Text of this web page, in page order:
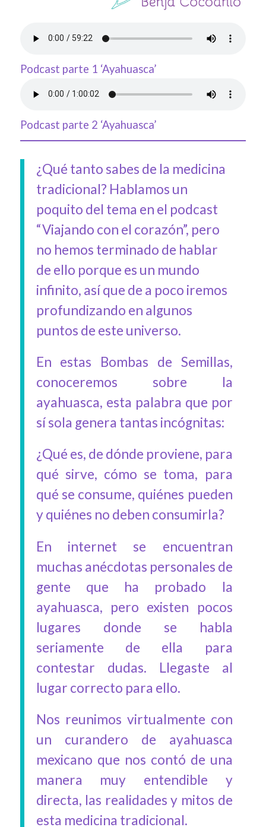
Podcast parte 1 ‘Ayahuasca’
Podcast parte 2 ‘Ayahuasca’
¿Qué tanto sabes de la medicina
tradicional? Hablamos un
poquito del tema en el podcast
“Viajando con el corazón”, pero
no hemos terminado de hablar
de ello porque es un mundo
infinito, así que de a poco iremos
profundizando en algunos
puntos de este universo.
En estas Bombas de Semillas,
conoceremos sobre la
ayahuasca, esta palabra que por
sí sola genera tantas incógnitas:
¿Qué es, de dónde proviene, para
qué sirve, cómo se toma, para
qué se consume, quiénes pueden
y quiénes no deben consumirla?
En internet se encuentran
muchas anécdotas personales de
gente que ha probado la
ayahuasca, pero existen pocos
lugares donde se habla
seriamente de ella para
contestar dudas. Llegaste al
lugar correcto para ello.
Nos reunimos virtualmente con
un curandero de ayahuasca
mexicano que nos contó de una
manera muy entendible y
directa, las realidades y mitos de
esta medicina tradicional.